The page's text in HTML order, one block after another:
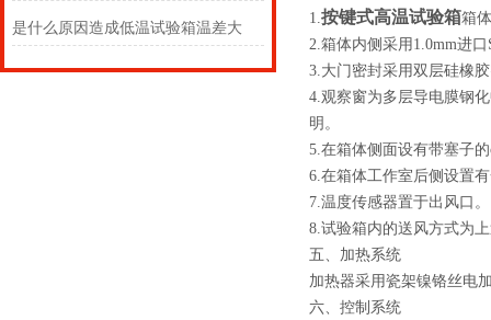
是什么原因造成低温试验箱温差大
1.按键式高温试验箱箱
2.箱体内侧采用1.0mm进
3.大门密封采用双层硅橡
4.观察窗为多层导电膜钢
明。
5.在箱体侧面设有带塞子
6.在箱体工作室后侧设置
7.温度传感器置于出风口。
8.试验箱内的送风方式为
五、加热系统
加热器采用瓷架镍铬丝电
六、控制系统